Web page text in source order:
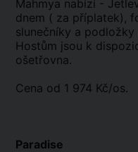
Mahmya nabízí -
dnem ( za příplatek),
slunečníky a
Hostům jsou k
ošetřovna.
Cena od 1 974 Kč/os.
Paradise